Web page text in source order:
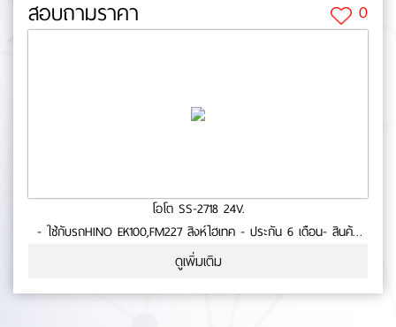
สอบถามราคา 0
โอโต SS-2718 24V.
- ใช้กับรถHINO EK100,FM227 สิงห์ไฮเทค - ประกัน 6 เดือน- สินค้า
คุณภาพ No.0-73-30
ดูเพิ่มเติม